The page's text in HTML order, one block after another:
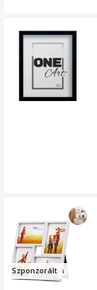
Szponzorált